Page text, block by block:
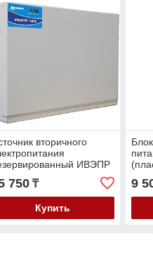
вторичного
ИВЭПР
5 2х17
750₸
Купить
9